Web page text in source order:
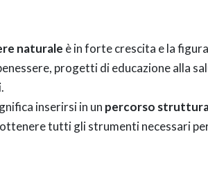
naturale è in forte crescita e la
progetti di educazione alla
inserirsi in un percorso
tutti gli strumenti necessari